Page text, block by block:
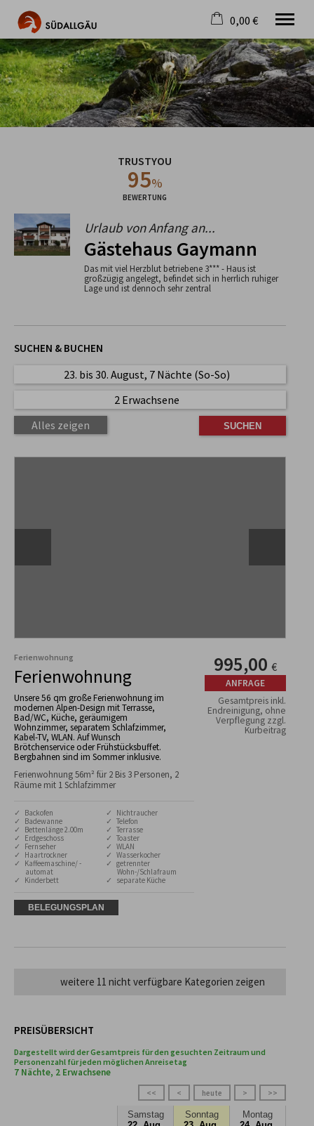
Die schönste Seite im Allgäu
Aktuell
Destination
Gastgeber
Jobs
0,00 €
×
Warenkorb ist leer
Urlaub von Anfang an...
Gästehaus Gaymann
Das mit viel Herzblut betriebene 3*** - Haus ist
großzügig angelegt, befindet sich in herrlich ruhiger
Lage und ist dennoch sehr zentral
TRUSTYOU
95%
BEWERTUNG
SUCHEN & BUCHEN
23. bis 30. August, 7 Nächte (So-So)
2 Erwachsene
Alles zeigen
Ferienwohnung
Ferienwohnung
Unsere 56 qm große Ferienwohnung im
modernen Alpen-Design mit Terrasse,
Bad/WC, Küche, geräumigem
Wohnzimmer, separatem Schlafzimmer,
Kabel-TV, WLAN. Auf Wunsch
Brötchenservice oder Frühstücksbuffet.
Bergbahnen sind im Sommer inklusive.
Ferienwohnung 56m² für 2 Bis 3 Personen, 2
Räume mit 1 Schlafzimmer
✓ Backofen
✓ Badewanne
✓ Bettenlänge 2.00m
✓ Erdgeschoss
✓ Fernseher
✓ Haartrockner
✓ Kaffeemaschine/ -
automat
✓ Kinderbett
✓ Nichtraucher
✓ Telefon
✓ Terrasse
✓ Toaster
✓ WLAN
✓ Wasserkocher
✓ getrennter
Wohn-/Schlafraum
✓ separate Küche
995,00 €
ANFRAGE
Gesamtpreis inkl.
Endreinigung, ohne
Verpflegung zzgl.
Kurbeitrag
BELEGUNGSPLAN
weitere 11 nicht verfügbare Kategorien zeigen
PREISÜBERSICHT
Dargestellt wird der Gesamtpreis für den gesuchten Zeitraum und
Personenzahl für jeden möglichen Anreisetag
7 Nächte, 2 Erwachsene
>>
>
heute
<
<<
Samstag
Sonntag
Montag